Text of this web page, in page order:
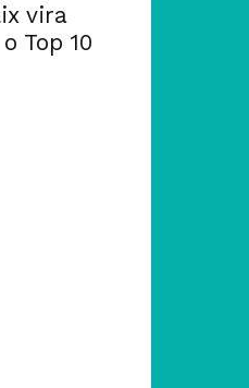
vira
Top 10